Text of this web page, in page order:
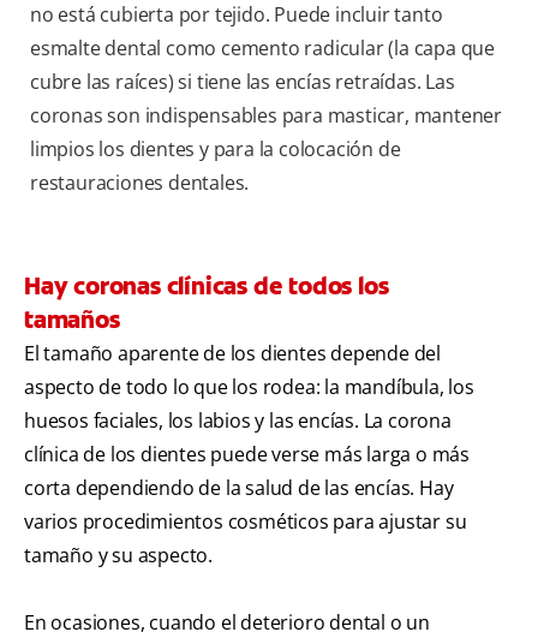
no está cubierta por tejido. Puede incluir tanto
esmalte dental como cemento radicular (la capa que
cubre las raíces) si tiene las encías retraídas. Las
coronas son indispensables para masticar, mantener
limpios los dientes y para la colocación de
restauraciones dentales.
Hay coronas clínicas de todos los
tamaños
El tamaño aparente de los dientes depende del
aspecto de todo lo que los rodea: la mandíbula, los
huesos faciales, los labios y las encías. La corona
clínica de los dientes puede verse más larga o más
corta dependiendo de la salud de las encías. Hay
varios procedimientos cosméticos para ajustar su
tamaño y su aspecto.
En ocasiones, cuando el deterioro dental o un